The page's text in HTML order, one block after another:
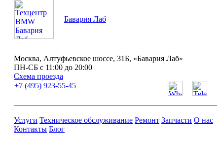
Бавария Лаб
Москва, Алтуфьевское шоссе, 31Б, «Бавария Лаб»
ПН-СБ с 11:00 до 20:00
Схема проезда
+7 (495) 923-55-45
Услуги Техническое обслуживание Ремонт Запчасти О нас
Контакты Блог